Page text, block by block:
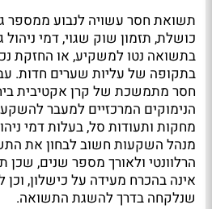
תשואת חסר עשויה לנבוע ממספר
כושלת, תזמון שוק שגוי, דמי
בתשואה נטו למשקיע, או החזקת
בתקופה של עליות שערים חדות.
חסר מתמשכת של קרן אקטיבית
הנימוקים המרכזיים למעבר
מחקות ותעודות סל, בעלות דמי
מנהל השקעות חשוב לבחון את
הרלוונטי ולאורך מספר שנים,
אינה בהכרח מעידה על כישלון,
שנלקחה בדרך להשגת התשואה.